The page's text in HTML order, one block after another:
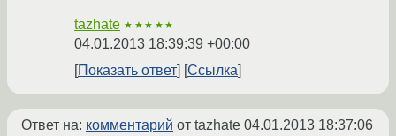
tazhate ★★★★★
04.01.2013 18:39:39 +00:00
Показать ответ
Ссылка
Ответ на: комментарий от tazhate 04.01.2013 18:37:06